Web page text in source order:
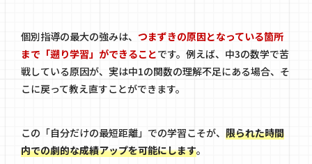
個別指導の最大の強みは、 つまずきの原因となっている箇所
まで「遡り学習」ができることです。例えば、中3の数学で苦
戦している原因が、実は中1の関数の理解不足にある場合、そ
こに戻って教え直すことができます。
この「自分だけの最短距離」での学習こそが、 限られた時間
内での劇的な成績アップを可能にします。